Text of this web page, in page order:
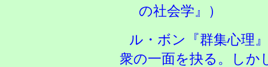
の社会学』）
ル・ボン『群集心理
衆の一面を抉る。しか